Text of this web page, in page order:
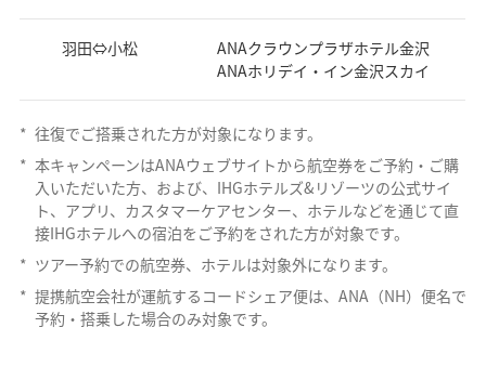
羽田⇔小松
ANAクラウンプラザホテル金沢
ANAホリデイ・イン金沢スカイ
* 往復でご搭乗された方が対象になります。
* 本キャンペーンはANAウェブサイトから航空券をご予約・ご購
入いただいた方、および、IHGホテルズ&リゾーツの公式サイ
ト、アプリ、カスタマーケアセンター、ホテルなどを通じて直
接IHGホテルへの宿泊をご予約をされた方が対象です。
* ツアー予約での航空券、ホテルは対象外になります。
* 提携航空会社が運航するコードシェア便は、ANA（NH）便名で
予約・搭乗した場合のみ対象です。